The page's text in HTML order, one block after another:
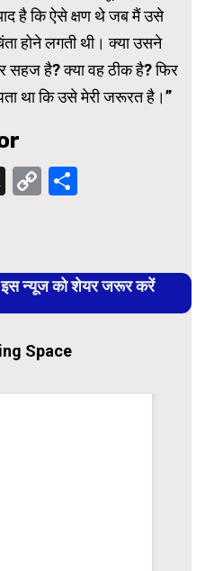
है कि ऐसे क्षण थे जब मैं उसे
होने लगती थी। क्या उसने
सहज है? क्या वह ठीक है? फिर
था कि उसे मेरी जरूरत है।”
Snapchat
Copy
न्यूज को शेयर जरूर करें
Space